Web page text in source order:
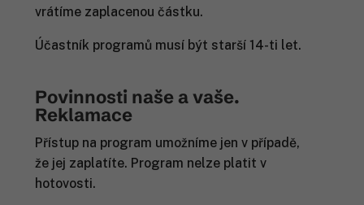
vrátíme zaplacenou částku.
Účastník programů musí být starší 14-ti let.
Povinnosti naše a vaše.
Reklamace
Přístup na program umožníme jen v případě,
že jej zaplatíte. Program nelze platit v
hotovosti.